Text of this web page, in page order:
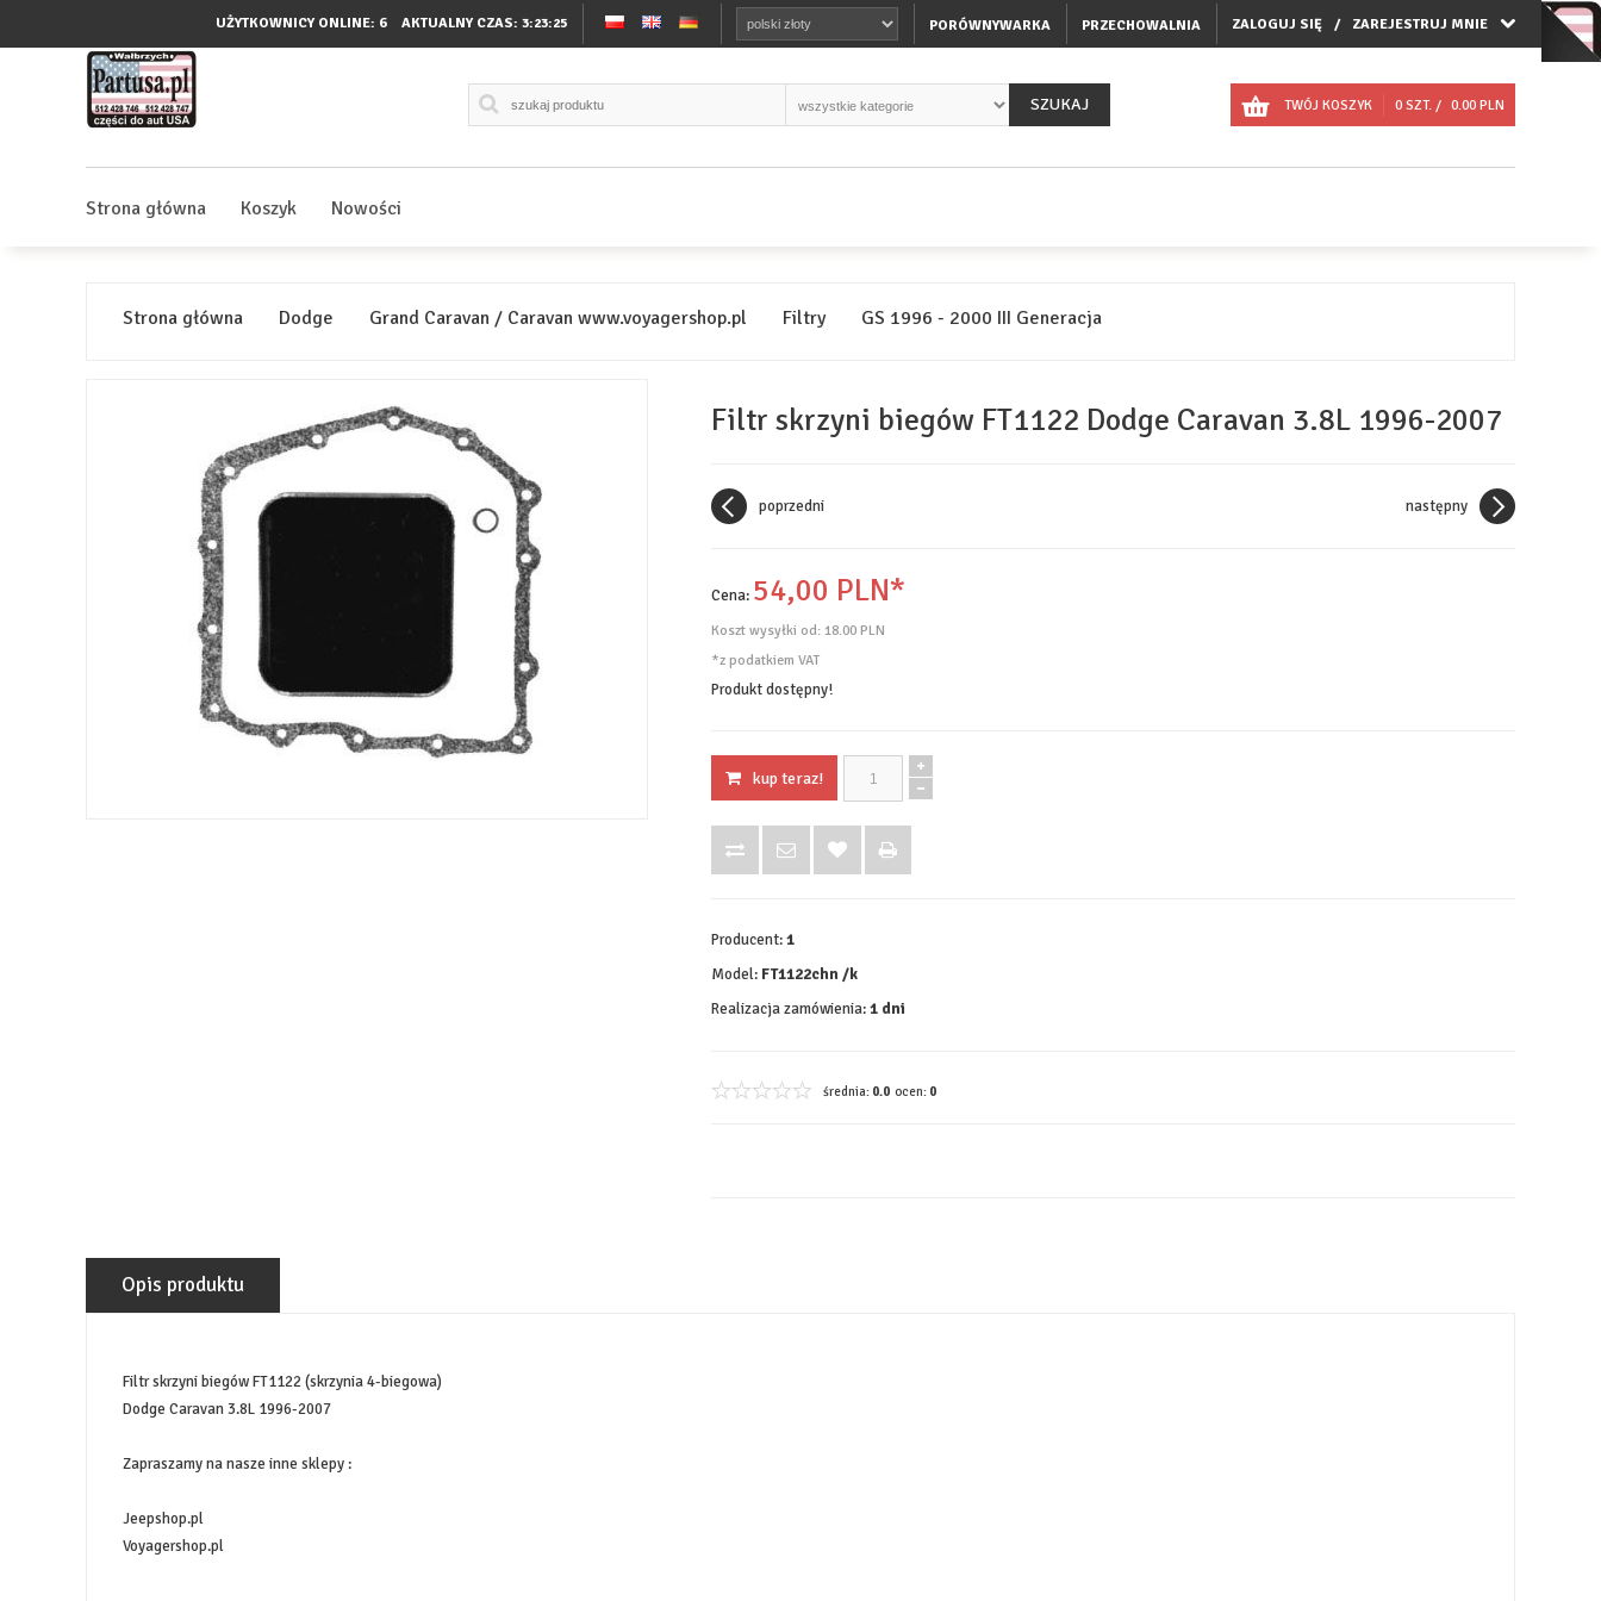
UŻYTKOWNICY ONLINE: 6 AKTUALNY CZAS: 3:23:25 PORÓWNYWARKA PRZECHOWALNIA ZALOGUJ SIĘ ZAREJESTRUJ MNIE
SZUKAJ TWÓJ KOSZYK 0 SZT. / 0.00 PLN
Strona główna Koszyk Nowości
Strona główna Dodge Grand Caravan / Caravan www.voyagershop.pl Filtry GS 1996 - 2000 III Generacja
Filtr skrzyni biegów FT1122 Dodge Caravan 3.8L 1996-2007
poprzedni następny
Cena: 54,00 PLN*
Koszt wysyłki od: 18.00 PLN
*z podatkiem VAT
Produkt dostępny!
kup teraz!
Producent:1
Model: FT1122chn /k
Realizacja zamówienia:1 dni
średnia: 0.0 ocen: 0
Opis produktu
Filtr skrzyni biegów FT1122 (skrzynia 4-biegowa)
Dodge Caravan 3.8L 1996-2007
Zapraszamy na nasze inne sklepy :
Jeepshop.pl
Voyagershop.pl